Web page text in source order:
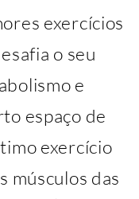
exercícios
o seu
e
espaço de
exercício
músculos das